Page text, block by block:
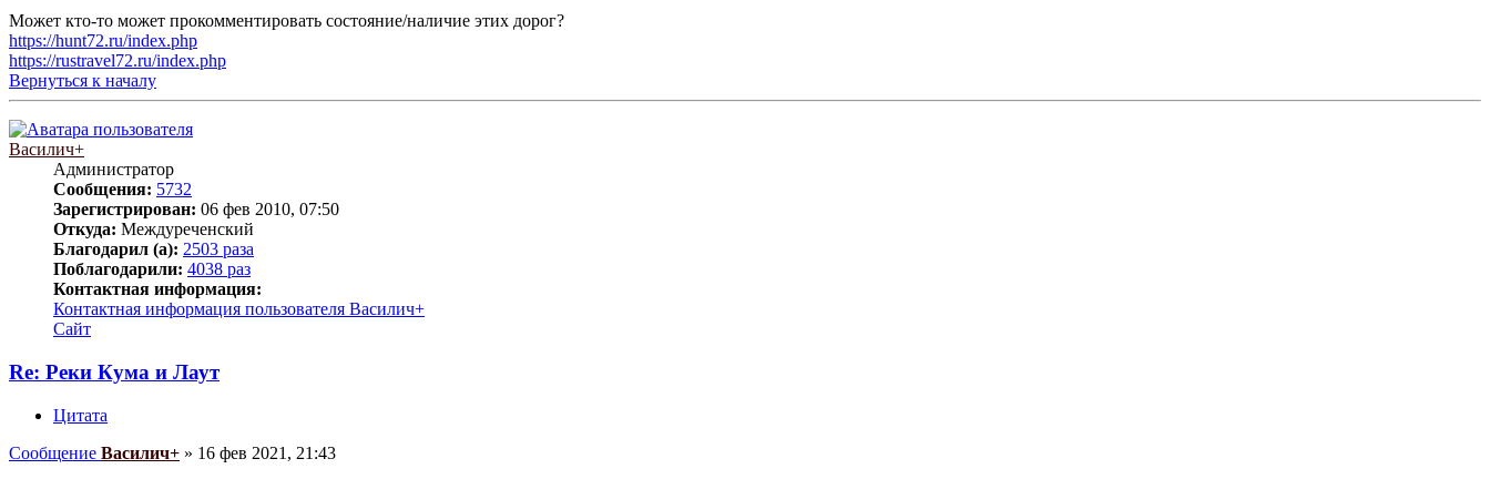
Может кто-то может прокомментировать состояние/наличие этих дорог?
https://hunt72.ru/index.php
https://rustravel72.ru/index.php
Вернуться к началу
Василич+
Администратор
Сообщения: 5732
Зарегистрирован: 06 фев 2010, 07:50
Откуда: Междуреченский
Благодарил (а): 2503 раза
Поблагодарили: 4038 раз
Контактная информация:
Контактная информация пользователя Василич+
Сайт
Re: Реки Кума и Лаут
Цитата
Сообщение Василич+ » 16 фев 2021, 21:43